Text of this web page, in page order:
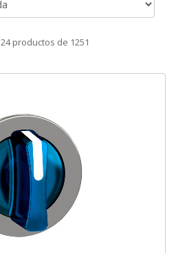
24productos de 1251